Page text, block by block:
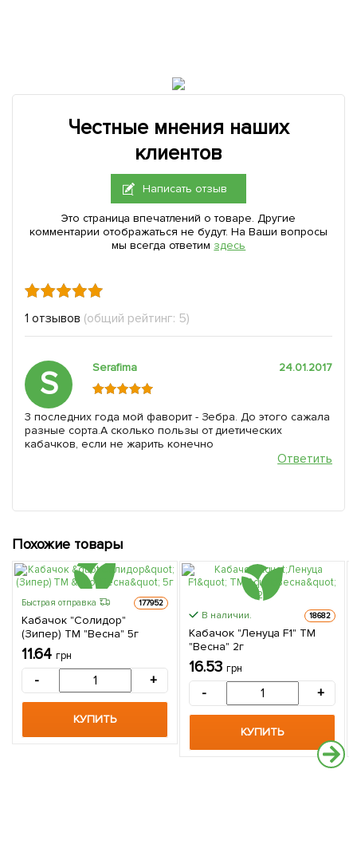
Честные мнения наших
клиентов
Написать отзыв
Это страница впечатлений о товаре. Другие
комментарии отображаться не будут. На Ваши вопросы
мы всегда ответим здесь
1 отзывов (общий рейтинг: 5)
S Serafima 24.01.2017
3 последних года мой фаворит - Зебра. До этого сажала
разные сорта.А сколько пользы от диетических
кабачков, если не жарить конечно
Ответить
Похожие товары
Быстрая отправка 177952
Кабачок "Солидор"
(Зипер) ТМ "Весна" 5г
11.64 грн
- +
КУПИТЬ
В наличии. 18682
Кабачок "Ленуца F1" ТМ
"Весна" 2г
16.53 грн
- +
КУПИТЬ